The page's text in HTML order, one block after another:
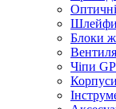
Шлейфи
Блоки
Чіпи